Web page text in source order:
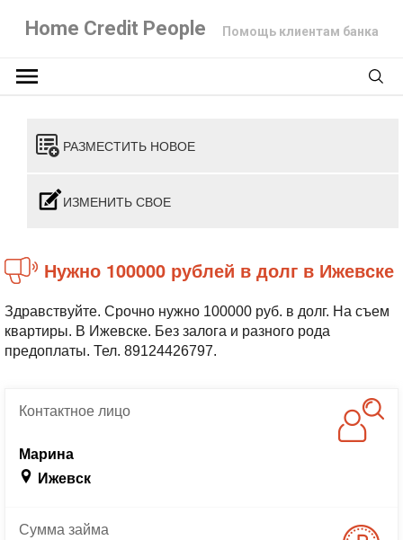
Home Credit People Помощь клиентам банка
РАЗМЕСТИТЬ НОВОЕ
ИЗМЕНИТЬ СВОЕ
Нужно 100000 рублей в долг в Ижевске
Здравствуйте. Срочно нужно 100000 руб. в долг. На съем
квартиры. В Ижевске. Без залога и разного рода
предоплаты. Тел. 89124426797.
Контактноелицо
Марина
Ижевск
Суммазайма